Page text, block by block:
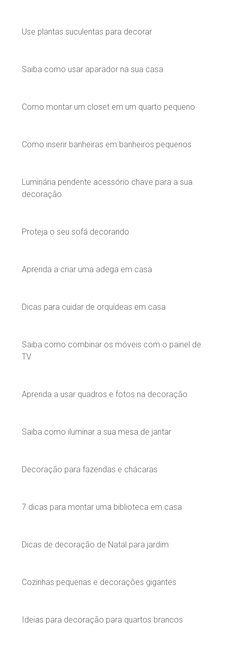
Use plantas suculentas para decorar
Saiba como usar aparador na sua casa
Como montar um closet em um quarto pequeno
Como inserir banheiras em banheiros pequenos
Luminária pendente acessório chave para a sua
decoração
Proteja o seu sofá decorando
Aprenda a criar uma adega em casa
Dicas para cuidar de orquídeas em casa
Saiba como combinar os móveis com o painel de
TV
Aprenda a usar quadros e fotos na decoração
Saiba como iluminar a sua mesa de jantar
Decoração para fazendas e chácaras
7 dicas para montar uma biblioteca em casa
Dicas de decoração de Natal para jardim
Cozinhas pequenas e decorações gigantes
Ideias para decoração para quartos brancos